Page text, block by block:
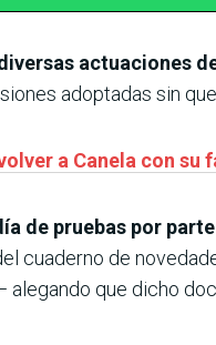
actuaciones
adoptadas sin
a Canela con su
de pruebas por
cuaderno de
que dicho